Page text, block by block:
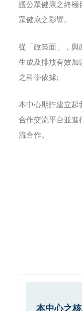
護公眾健康之終極
眾健康之影響。
從「政策面」，與
生成及排放有效加
之科學依據;
本中心期許建立起
合作交流平台並進
流合作。
本中心之